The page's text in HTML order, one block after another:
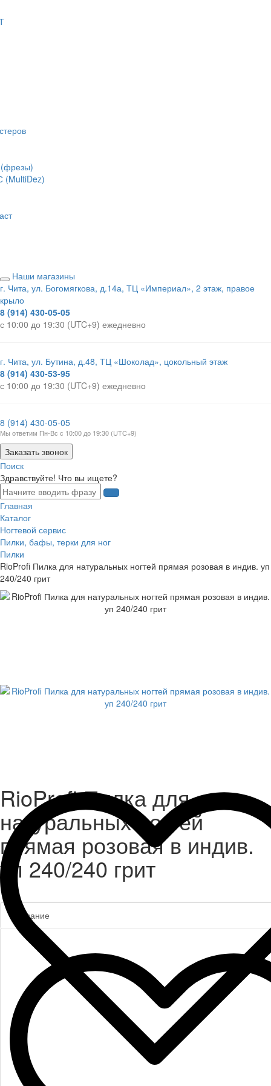
Наши магазины
г. Чита, ул. Богомягкова, д.14а, ТЦ «Империал», 2 этаж, правое
крыло
8 (914) 430-05-05
с 10:00 до 19:30 (UTC+9) ежедневно
г. Чита, ул. Бутина, д.48, ТЦ «Шоколад», цокольный этаж
8 (914) 430-53-95
с 10:00 до 19:30 (UTC+9) ежедневно
8 (914) 430-05-05
Мы ответим Пн-Вс с 10:00 до 19:30 (UTC+9)
Заказать звонок
Поиск
Здравствуйте! Что вы ищете?
Главная
Каталог
Ногтевой сервис
Пилки, бафы, терки для ног
Пилки
RioProfi Пилка для натуральных ногтей прямая розовая в индив. уп
240/240 грит
RioProfi Пилка для
натуральных ногтей
прямая розовая в индив.
уп 240/240 грит
Описание